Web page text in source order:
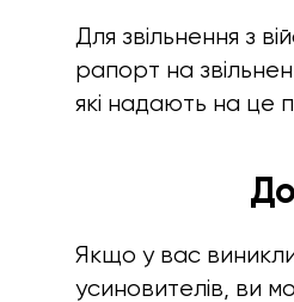
Для звільнення з
рапорт на
які надають на це
Якщо у вас виникли
усиновителів, ви